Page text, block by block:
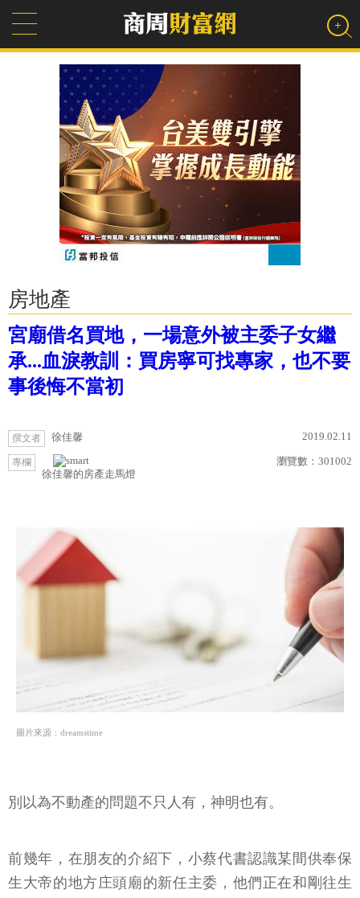
房地產
宮廟借名買地，一場意外被主委子女繼
承...血淚教訓：買房寧可找專家，也不要
事後悔不當初
撰文者 徐佳馨 2019.02.11
專欄
徐佳馨的房產走馬燈
瀏覽數： 301002
圖片來源：dreamstime
別以為不動產的問題不只人有，神明也有。
前幾年，在朋友的介紹下，小蔡代書認識某間供奉保
生大帝的地方庄頭廟的新任主委，他們正在和剛往生